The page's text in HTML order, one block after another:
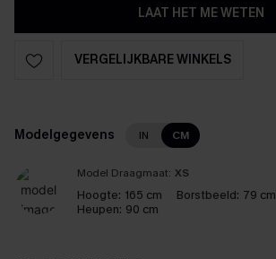
LAAT HET ME WETEN
VERGELIJKBARE WINKELS
Modelgegevens IN CM
Model Draagmaat: XS
Hoogte: 165 cm Borstbeeld: 79 cm
Heupen: 90 cm